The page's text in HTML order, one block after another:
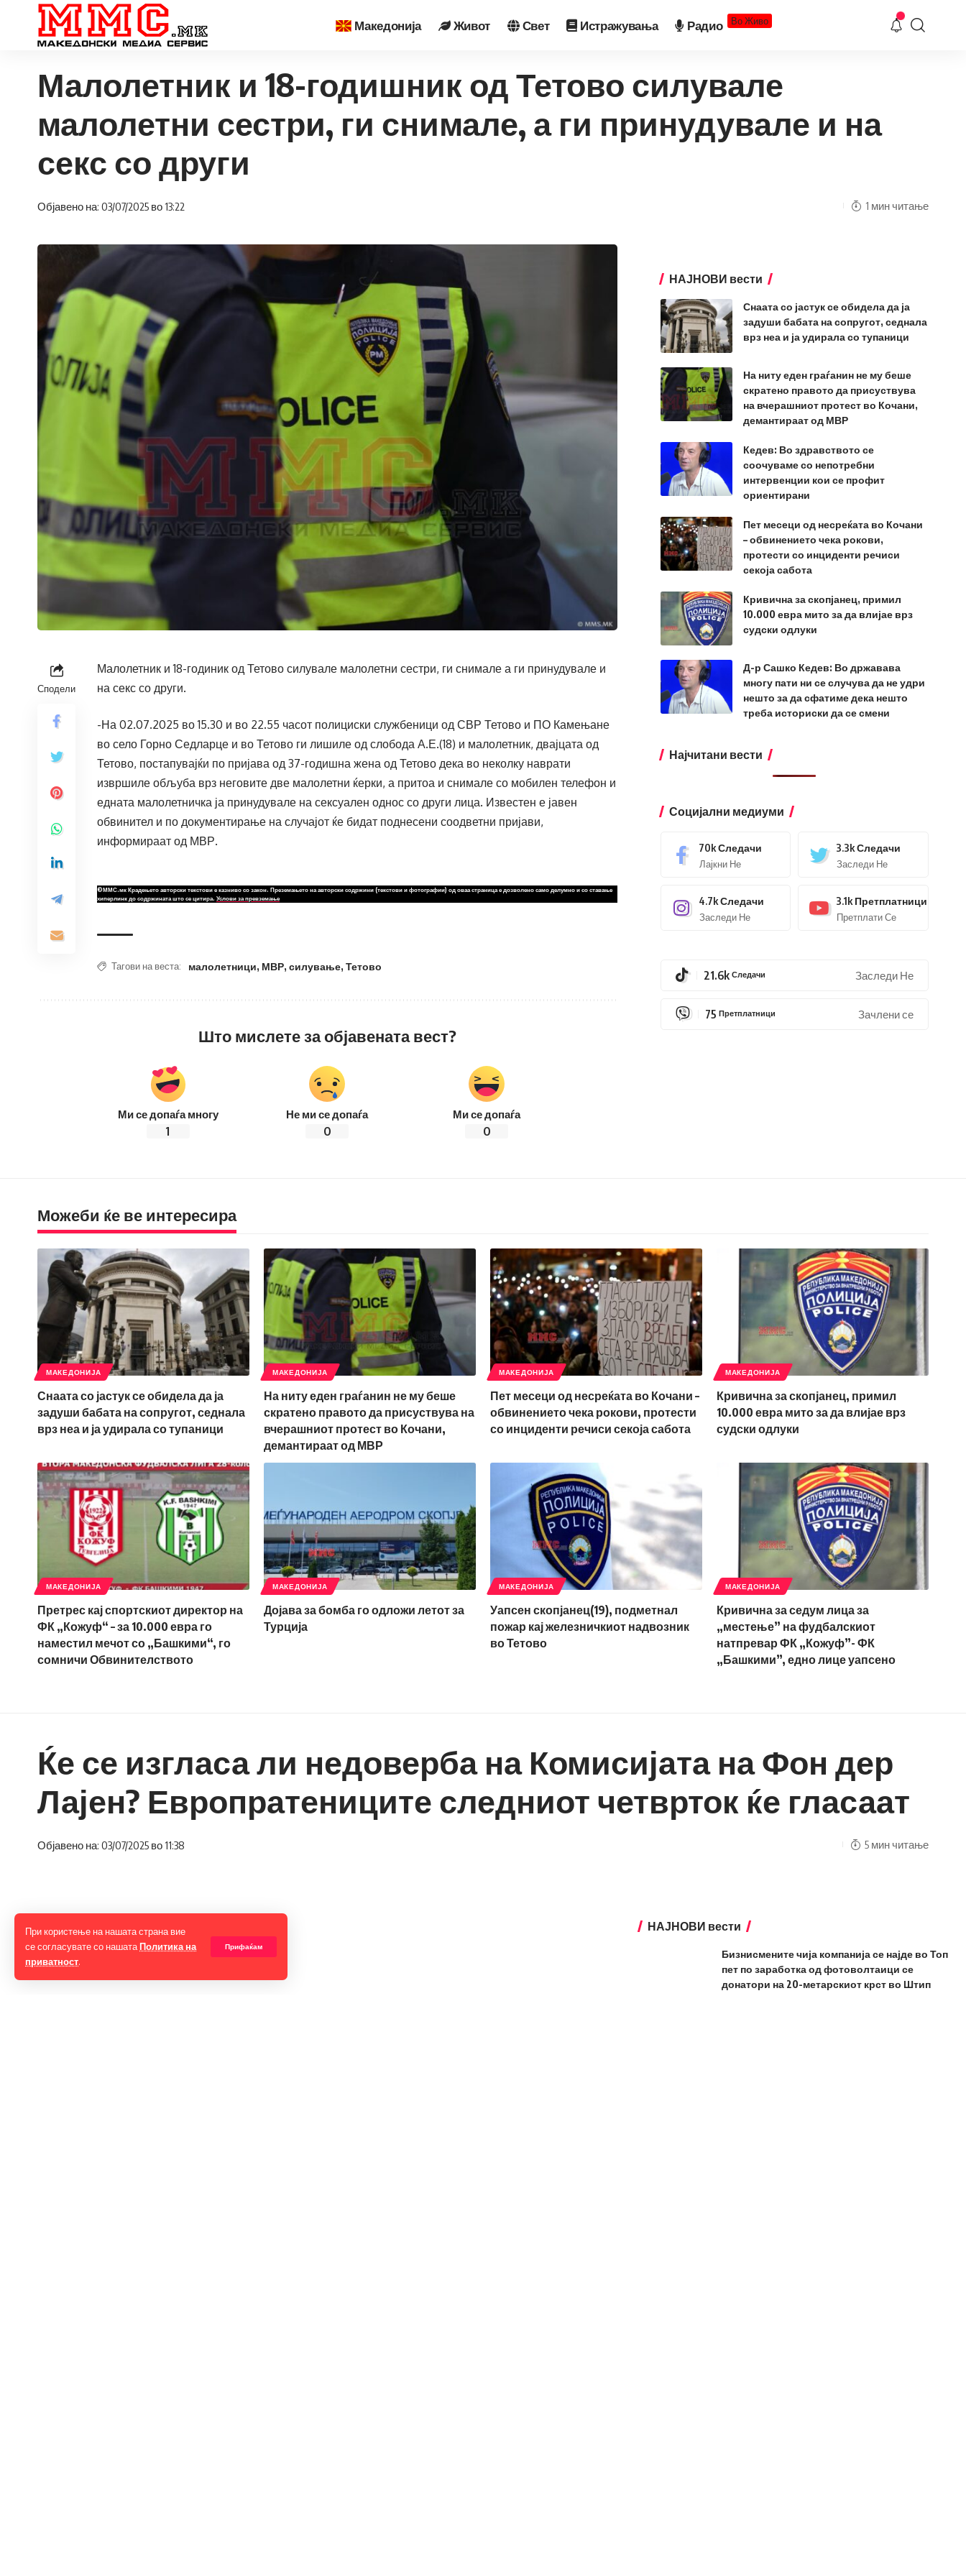
При користење на нашата страна вие
се согласувате со нашатаПолитика на
приватност.
Прифаќам
Македонија Живот Свет Истражувања Радио Во Живо
Малолетник и 18-годишник од Тетово силувале
малолетни сестри, ги снимале, а ги принудувале и на
секс со други
Објавено на: 03/07/2025 во 13:22 1 мин читање
Сподели
Малолетник и 18-годиник од Тетово силувале малолетни сестри, ги снимале а ги принудувале и
на секс со други.
-На 02.07.2025 во 15.30 и во 22.55 часот полициски службеници од СВР Тетово и ПО Камењане
во село Горно Седларце и во Тетово ги лишиле од слобода А.Е.(18) и малолетник, двајцата од
Тетово, постапувајќи по пријава од 37-годишна жена од Тетово дека во неколку наврати
извршиле обљуба врз неговите две малолетни ќерки, а притоа и снимале со мобилен телефон и
едната малолетничка ја принудувале на сексуален однос со други лица. Известен е јавен
обвинител и по документирање на случајот ќе бидат поднесени соодветни пријави,
информираат од МВР.
©ММС.мк Крадењето авторски текстови е казниво со закон. Преземањето на авторски содржини (текстови и фотографии) од оваа страница е дозволено само делумно и со ставање
хиперлинк до содржината што се цитира. Услови за превземање
Тагови на веста: малолетници, МВР, силување, Тетово
Што мислете за објавената вест?
Ми се допаѓа многу
1
Не ми се допаѓа
0
Ми се допаѓа
0
НАЈНОВИ вести
Снаата со јастук се обидела да ја
задуши бабата на сопругот, седнала
врз неа и ја удирала со тупаници
На ниту еден граѓанин не му беше
скратено правото да присуствува
на вчерашниот протест во Кочани,
демантираат од МВР
Кедев: Во здравството се
соочуваме со непотребни
интервенции кои се профит
ориентирани
Пет месеци од несреќата во Кочани
– обвинението чека рокови,
протести со инциденти речиси
секоја сабота
Кривична за скопјанец, примил
10.000 евра мито за да влијае врз
судски одлуки
Д-р Сашко Кедев: Во државава
многу пати ни се случува да не удри
нешто за да сфатиме дека нешто
треба историски да се смени
Најчитани вести
Социјални медиуми
70kСледачи
Лајкни Не
3.3kСледачи
Заследи Не
4.7kСледачи
Заследи Не
3.1k Претплатници
Претплати Се
21.6k Следачи Заследи Не
75 Претплатници Зачлени се
Можеби ќе ве интересира
МАКЕДОНИЈА
Снаата со јастук се обидела да ја
задуши бабата на сопругот, седнала
врз неа и ја удирала со тупаници
МАКЕДОНИЈА
На ниту еден граѓанин не му беше
скратено правото да присуствува на
вчерашниот протест во Кочани,
демантираат од МВР
МАКЕДОНИЈА
Пет месеци од несреќата во Кочани –
обвинението чека рокови, протести
со инциденти речиси секоја сабота
МАКЕДОНИЈА
Кривична за скопјанец, примил
10.000 евра мито за да влијае врз
судски одлуки
МАКЕДОНИЈА
Претрес кај спортскиот директор на
ФК „Кожуф“ – за 10.000 евра го
наместил мечот со „Башкими“, го
сомничи Обвинителството
МАКЕДОНИЈА
Дојава за бомба го одложи летот за
Турција
МАКЕДОНИЈА
Уапсен скопјанец(19), подметнал
пожар кај железничкиот надвозник
во Тетово
МАКЕДОНИЈА
Кривична за седум лица за
„местење” на фудбалскиот
натпревар ФК „Кожуф”- ФК
„Башкими”, едно лице уапсено
Ќе се изгласа ли недоверба на Комисијата на Фон дер
Лајен? Европратениците следниот четврток ќе гласаат
Објавено на: 03/07/2025 во 11:38 5 мин читање
НАЈНОВИ вести
Бизнисмените чија компанија се најде во Топ
пет по заработка од фотоволтаици се
донатори на 20-метарскиот крст во Штип